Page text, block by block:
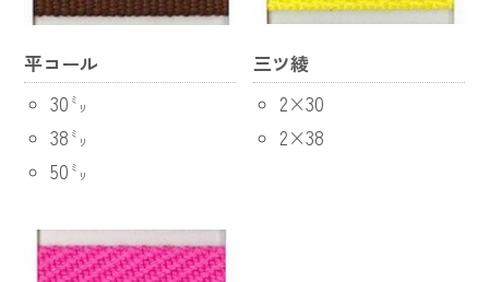
平コール
30㍉
38㍉
50㍉
三ツ綾
2×30
2×38